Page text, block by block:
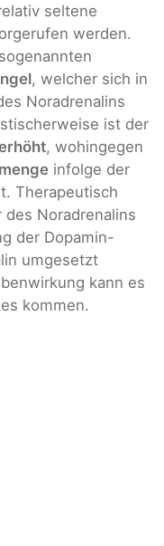
seltene
werden.
, welcher sich in
Noradrenalins
ist der
, wohingegen
infolge der
Therapeutisch
Noradrenalins
der Dopamin-
umgesetzt
kann es
kommen.